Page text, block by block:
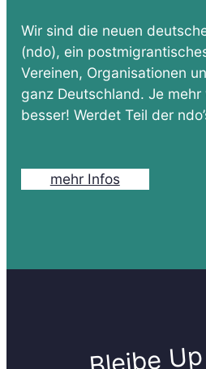
Wir sind die neuen
(ndo), ein
Vereinen, Organisationen
ganz Deutschland. Je
besser! Werdet Teil der
mehr Infos
Bleibe